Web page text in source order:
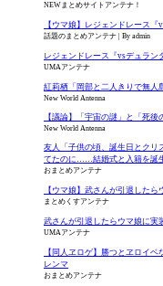
NEWまとめサイトアンテナ！
【ウマ娘】レジェンドレース『
話題のまとめアンテナ By admin
レジェンドレース『vsデュラン
UMAアンテナ
紅莉栖「岡部と二人きりで無人
New World Antenna
【議論】「宇宙の謎」と「死
New World Antenna
友人「子供の頃、誕生日とクリ
てたのに……結婚式と入籍を誕
おまとめアンテナ
【ウマ娘】武さんが引退したら
まとめくすアンテナ
武さんが引退したらウマ娘に実
UMAアンテナ
【同人ヱロゲ】勝つとヱロイ
レンマ
おまとめアンテナ